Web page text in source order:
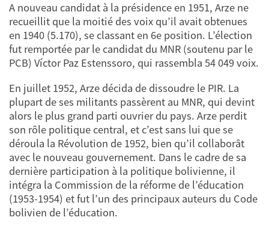
A nouveau candidat à la présidence en 1951, Arze ne
recueillit que la moitié des voix qu’il avait obtenues
en 1940 (5.170), se classant en 6e position. L’élection
fut remportée par le candidat du MNR (soutenu par le
PCB) Víctor Paz Estenssoro, qui rassembla 54 049 voix.
En juillet 1952, Arze décida de dissoudre le PIR. La
plupart de ses militants passèrent au MNR, qui devint
alors le plus grand parti ouvrier du pays. Arze perdit
son rôle politique central, et c’est sans lui que se
déroula la Révolution de 1952, bien qu’il collaborât
avec le nouveau gouvernement. Dans le cadre de sa
dernière participation à la politique bolivienne, il
intégra la Commission de la réforme de l’éducation
(1953-1954) et fut l’un des principaux auteurs du Code
bolivien de l’éducation.